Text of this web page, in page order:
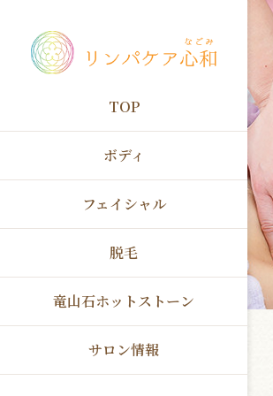
TOP
ボディ
フェイシャル
脱毛
竜山石ホットストーン
サロン情報